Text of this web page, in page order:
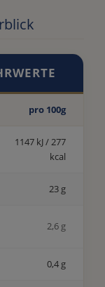
pro 100g
1147 kJ / 277
kcal
23 g
2,6 g
0,4 g